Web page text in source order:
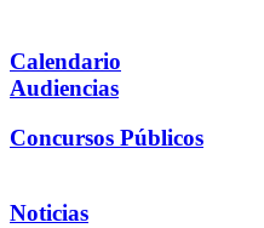
Calendario
Audiencias
Concursos Públicos
Noticias